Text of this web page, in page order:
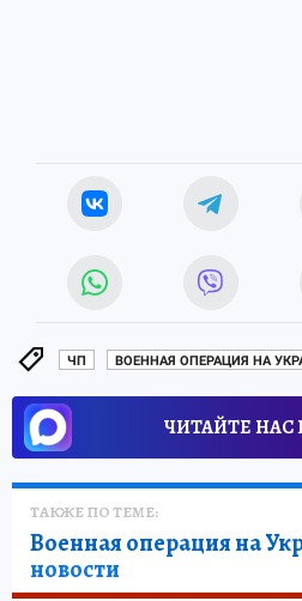
ЧП ВОЕННАЯ ОПЕРАЦИЯ НА
ЧИТАЙТЕ НАС
ТАКЖЕ ПО ТЕМЕ:
Военная операция на
новости